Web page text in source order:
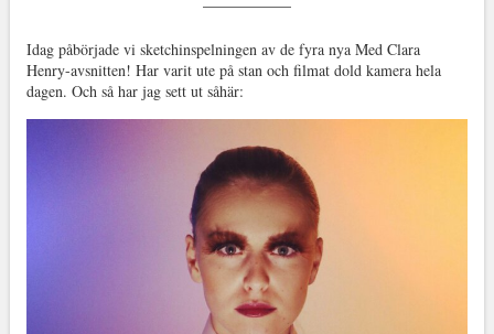
Idag påbörjade vi sketchinspelningen av de fyra nya Med Clara
Henry-avsnitten! Har varit ute på stan och filmat dold kamera hela
dagen. Och så har jag sett ut såhär: